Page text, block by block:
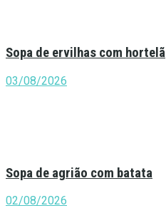
Sopa de ervilhas com hortelã
03/08/2026
Sopa de agrião com batata
02/08/2026